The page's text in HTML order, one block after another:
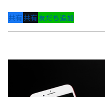
共有共有友だち追加